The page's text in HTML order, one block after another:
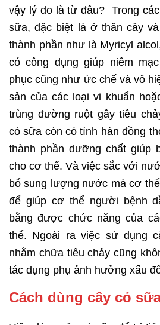
vậy lý do là từ đâu? Trong
sữa, đặc biệt là ở thân cây
thành phần như là Myricyl
có công dụng giúp niêm
phục cũng như ức chế và vô
sản của các loại vi khuẩn
trùng đường ruột gây tiêu
cỏ sữa còn có tính hàn đồng
thành phần dưỡng chất giúp
cho cơ thể. Và việc sắc với
bổ sung lượng nước mà cơ
để giúp cơ thể người bệnh
bằng được chức năng của
thể. Ngoài ra việc sử dụng
nhằm chữa tiêu chảy cũng
tác dụng phụ ảnh hưởng xấu
Cách dùng cây cỏ